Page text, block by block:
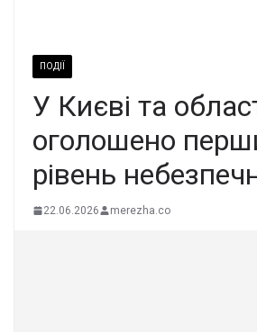
ПОДІЇ
У Києві та
оголошено
рівень
22.06.2026 merezha.co